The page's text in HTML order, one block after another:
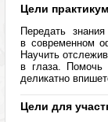
Цели
Передать
в современном
Научить
в глаза. Помочь
деликатно
Цели для